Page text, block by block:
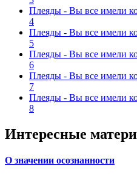
Плеяды - Вы все имели
4
Плеяды - Вы все имели
5
Плеяды - Вы все имели
6
Плеяды - Вы все имели
7
Плеяды - Вы все имели
8
Интересные
О значении осознанности